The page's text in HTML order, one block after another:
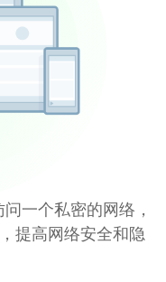
一个私密的网络，
提高网络安全和隐